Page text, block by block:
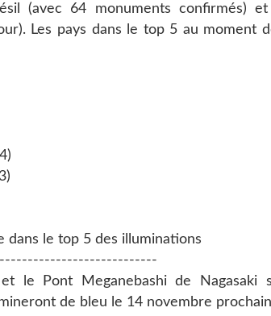
(avec 64 monuments confirmés)
Les pays dans le top 5 au moment
dans le top 5 des illuminations
le Pont Meganebashi de Nagasaki
de bleu le 14 novembre